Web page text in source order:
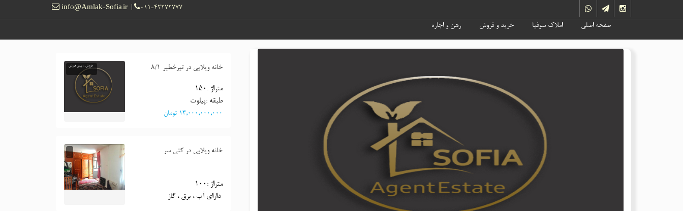
info@Amlak-Sofia.ir 011-42272777
رهن و اجاره خرید و فروش املاک سوفیا صفحه اصلی
خانه ویلایی در تیرخطیر 8/1
متراژ :150
طبقه :پیلوت
١٣,٠٠٠,٠٠٠,٠٠٠ تومان
فروش ، پیش فروش
خانه ویلایی در کتی سر
متراژ :100
دارای آب ، برق ، گاز